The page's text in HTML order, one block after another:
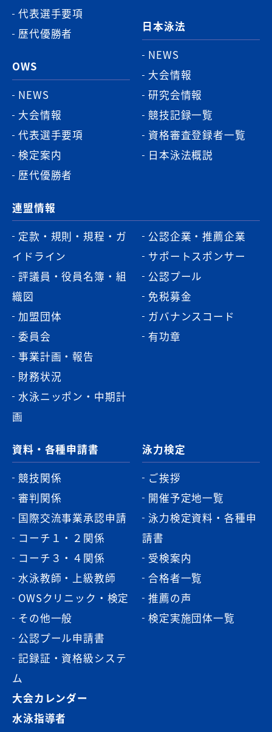
代表選手要項
歴代優勝者
OWS
NEWS
大会情報
代表選手要項
検定案内
歴代優勝者
日本泳法
NEWS
大会情報
研究会情報
競技記録一覧
資格審査登録者一覧
日本泳法概説
連盟情報
定款・規則・規程・ガ
イドライン
評議員・役員名簿・組
織図
加盟団体
委員会
事業計画・報告
財務状況
水泳ニッポン・中期計
画
公認企業・推薦企業
サポートスポンサー
公認プール
免税募金
ガバナンスコード
有功章
資料・各種申請書
競技関係
審判関係
国際交流事業承認申請
コーチ１・２関係
コーチ３・４関係
水泳教師・上級教師
OWSクリニック・検定
その他一般
公認プール申請書
記録証・資格級システ
ム
泳力検定
ご挨拶
開催予定地一覧
泳力検定資料・各種申
請書
受検案内
合格者一覧
推薦の声
検定実施団体一覧
大会カレンダー
水泳指導者